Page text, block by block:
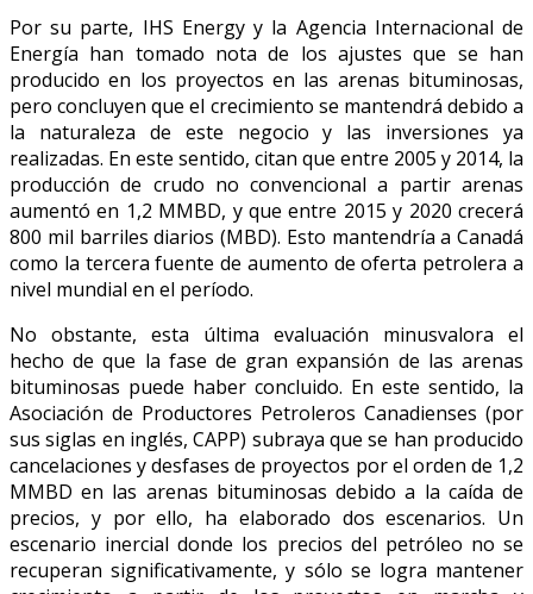
Por su parte, IHS Energy y la Agencia Internacional de
Energía han tomado nota de los ajustes que se han
producido en los proyectos en las arenas bituminosas,
pero concluyen que el crecimiento se mantendrá debido a
la naturaleza de este negocio y las inversiones ya
realizadas. En este sentido, citan que entre 2005 y 2014, la
producción de crudo no convencional a partir arenas
aumentó en 1,2 MMBD, y que entre 2015 y 2020 crecerá
800 mil barriles diarios (MBD). Esto mantendría a Canadá
como la tercera fuente de aumento de oferta petrolera a
nivel mundial en el período.
No obstante, esta última evaluación minusvalora el
hecho de que la fase de gran expansión de las arenas
bituminosas puede haber concluido. En este sentido, la
Asociación de Productores Petroleros Canadienses (por
sus siglas en inglés, CAPP) subraya que se han producido
cancelaciones y desfases de proyectos por el orden de 1,2
MMBD en las arenas bituminosas debido a la caída de
precios, y por ello, ha elaborado dos escenarios. Un
escenario inercial donde los precios del petróleo no se
recuperan significativamente, y sólo se logra mantener